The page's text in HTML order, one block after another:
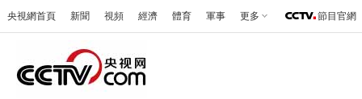
央視網首頁 新聞 視頻 經濟 體育 軍事 更多 節目官網